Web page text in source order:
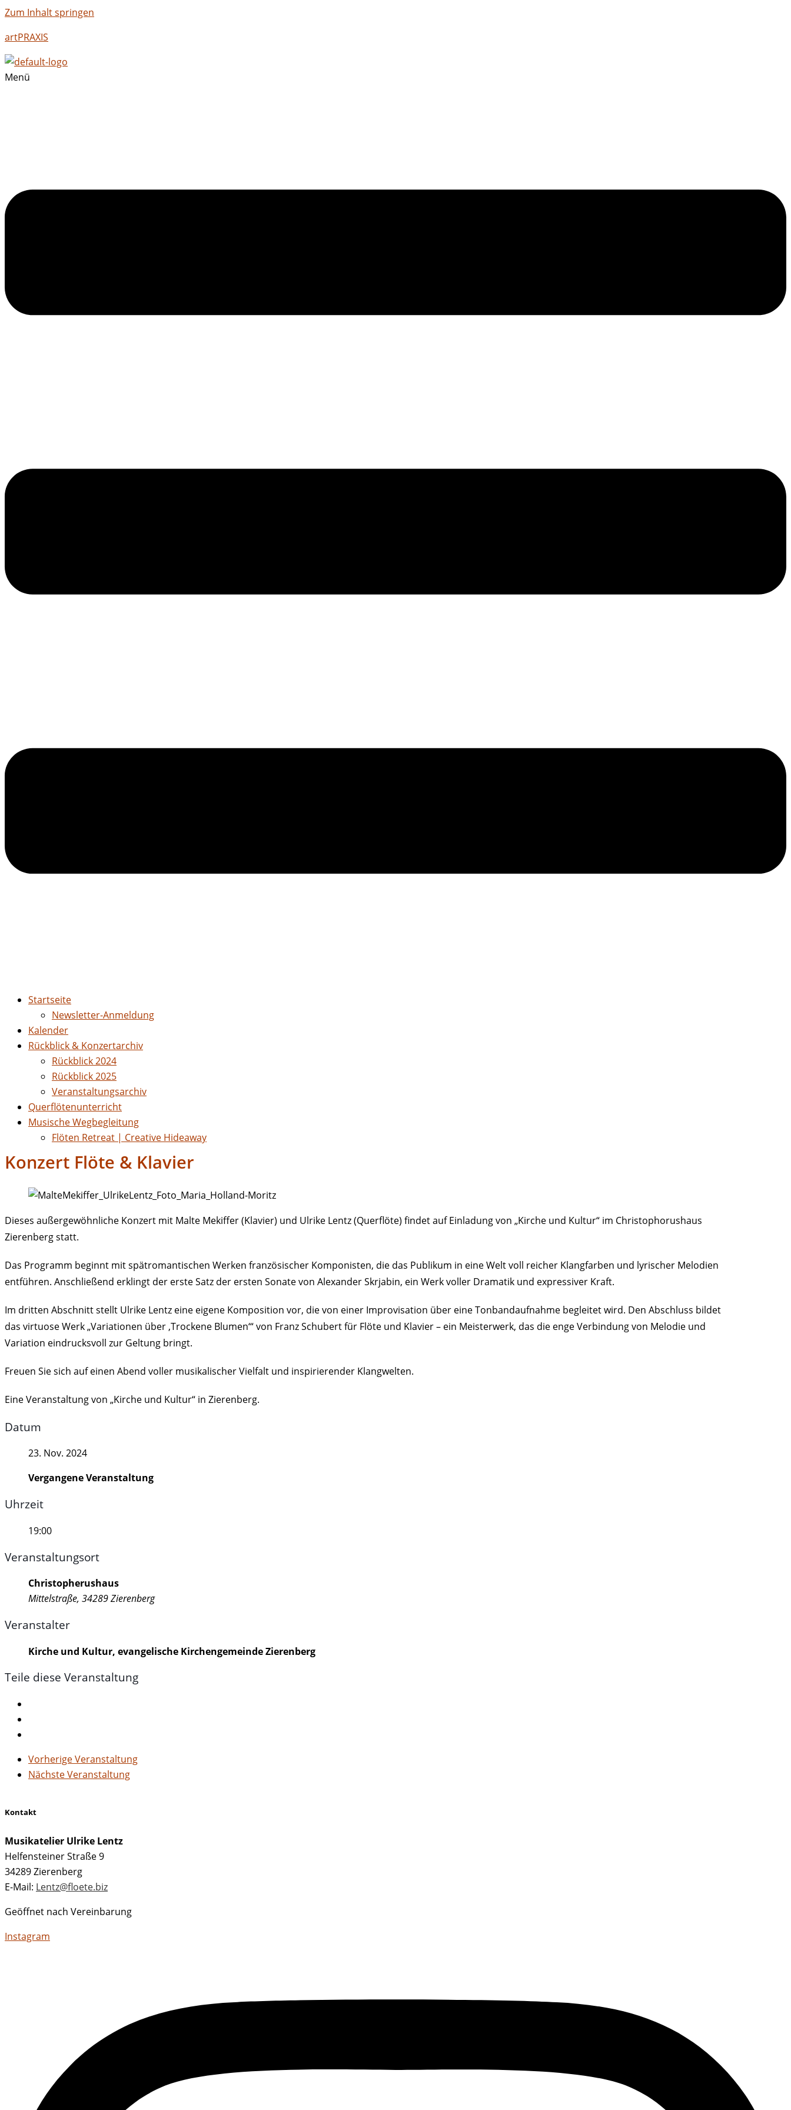
Zum Inhalt springen
artPRAXIS
Menü
Startseite
Newsletter-Anmeldung
Kalender
Rückblick & Konzertarchiv
Rückblick 2024
Rückblick 2025
Veranstaltungsarchiv
Querflötenunterricht
Musische Wegbegleitung
Flöten Retreat | Creative Hideaway
Konzert Flöte & Klavier
Dieses außergewöhnliche Konzert mit Malte Mekiffer (Klavier) und Ulrike Lentz (Querflöte) findet auf Einladung von „Kirche und Kultur“ im Christophorushaus
Zierenberg statt.
Das Programm beginnt mit spätromantischen Werken französischer Komponisten, die das Publikum in eine Welt voll reicher Klangfarben und lyrischer Melodien
entführen. Anschließend erklingt der erste Satz der ersten Sonate von Alexander Skrjabin, ein Werk voller Dramatik und expressiver Kraft.
Im dritten Abschnitt stellt Ulrike Lentz eine eigene Komposition vor, die von einer Improvisation über eine Tonbandaufnahme begleitet wird. Den Abschluss bildet
das virtuose Werk „Variationen über ‚Trockene Blumen‘“ von Franz Schubert für Flöte und Klavier – ein Meisterwerk, das die enge Verbindung von Melodie und
Variation eindrucksvoll zur Geltung bringt.
Freuen Sie sich auf einen Abend voller musikalischer Vielfalt und inspirierender Klangwelten.
Eine Veranstaltung von „Kirche und Kultur“ in Zierenberg.
Datum
23. Nov. 2024
Vergangene Veranstaltung
Uhrzeit
19:00
Veranstaltungsort
Christopherushaus
Mittelstraße, 34289 Zierenberg
Veranstalter
Kirche und Kultur, evangelische Kirchengemeinde Zierenberg
Teile diese Veranstaltung
Vorherige Veranstaltung
Nächste Veranstaltung
Kontakt
Musikatelier Ulrike Lentz
Helfensteiner Straße 9
34289 Zierenberg
E-Mail: Lentz@floete.biz
Geöffnet nach Vereinbarung
Instagram